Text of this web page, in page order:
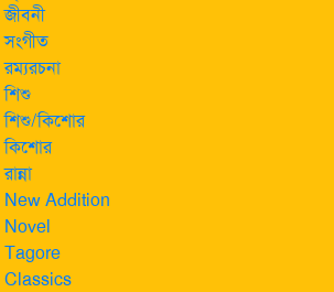
জীবনী
সংগীত
রম্যরচনা
শিশু
শিশু/কিশোর
কিশোর
রান্না
New Addition
Novel
Tagore
Classics